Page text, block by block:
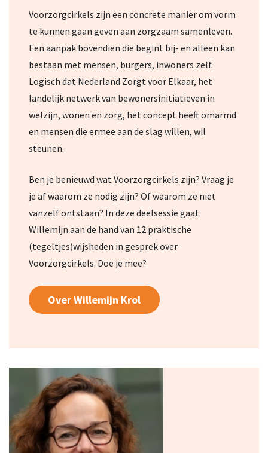
Voorzorgcirkels zijn een concrete manier om vorm
te kunnen gaan geven aan zorgzaam samenleven.
Een aanpak bovendien die begint bij- en alleen kan
bestaan met mensen, burgers, inwoners zelf.
Logisch dat Nederland Zorgt voor Elkaar, het
landelijk netwerk van bewonersinitiatieven in
welzijn, wonen en zorg, het concept heeft omarmd
en mensen die ermee aan de slag willen, wil
steunen.
Ben je benieuwd wat Voorzorgcirkels zijn? Vraag je
je af waarom ze nodig zijn? Of waarom ze niet
vanzelf ontstaan? In deze deelsessie gaat
Willemijn aan de hand van 12 praktische
(tegeltjes)wijsheden in gesprek over
Voorzorgcirkels. Doe je mee?
Over Willemijn Krol